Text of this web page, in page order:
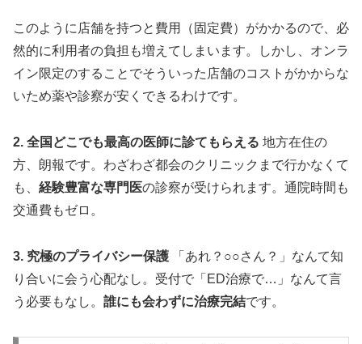
このように店舗を持つと費用（固定費）がかかるので、必
然的に利用者の負担も増えてしまいます。しかし、オンラ
イン限定のすることでそういった店舗のコストがかからな
いため薬や診察が安くできるわけです。
2. 全国どこでも最高の医師に診てもらえる 地方在住の
方、朗報です。わざわざ都会のクリニックまで行かなくて
も、 経験豊富な専門医の診察が受けられます。通院時間も
交通費もゼロ。
3. 究極のプライバシー保護 「あれ？○○さん？」なんて知
り合いに会う心配なし。受付で「ED治療で…」なんて言
う必要もなし。 誰にも会わずに治療完結です。